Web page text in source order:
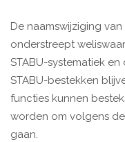
De naamswijziging
onderstreept
STABU-systematiek
STABU-bestekken
functies kunnen
worden om volgens
gaan.